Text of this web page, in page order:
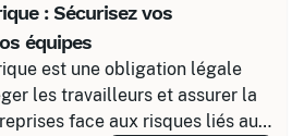
: Sécurisez vos
équipes
est une obligation légale
les travailleurs et assurer la
face aux risques liés au